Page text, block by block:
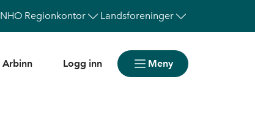
NHO Regionkontor Landsforeninger
Arbinn Logg inn Meny